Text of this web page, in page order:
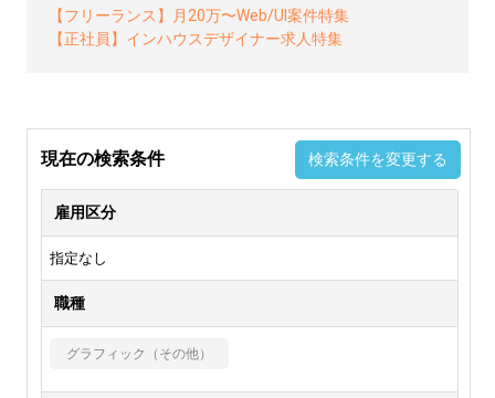
【フリーランス】月20万〜Web/UI案件特集
【正社員】インハウスデザイナー求人特集
現在の検索条件 検索条件を変更する
雇用区分
指定なし
職種
グラフィック（その他）